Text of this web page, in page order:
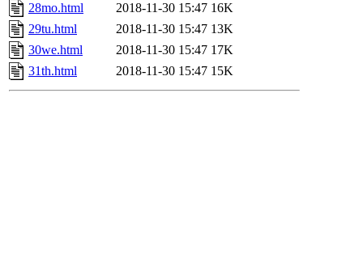
28mo.html
2018-11-30 15:47 16K
29tu.html
2018-11-30 15:47 13K
30we.html
2018-11-30 15:47 17K
31th.html
2018-11-30 15:47 15K